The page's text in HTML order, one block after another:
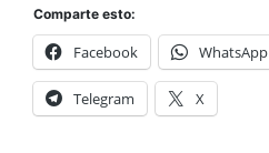
Comparte esto:
Facebook WhatsApp
Telegram X